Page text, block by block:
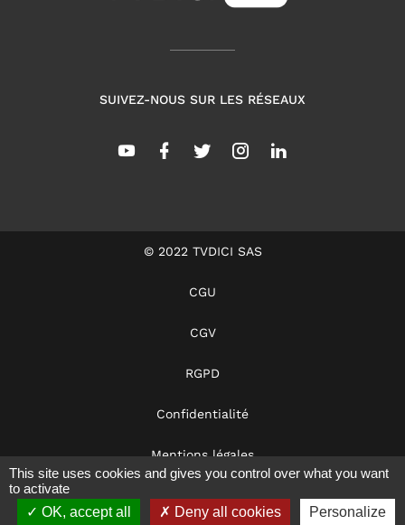
SUIVEZ-NOUS SUR LES RÉSEAUX
© 2022 TVDICI SAS
CGU
CGV
RGPD
Confidentialité
Mentions légales
This site uses cookies and gives you control over what you want
to activate
OK, accept all
Deny all cookies Personalize